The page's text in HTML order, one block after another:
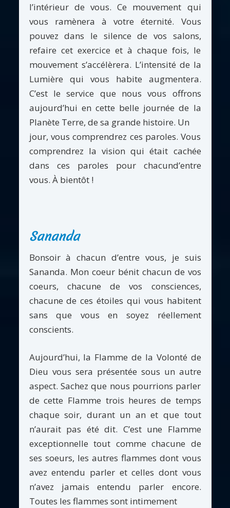
l’intérieur de vous. Ce mouvement qui
vous ramènera à votre éternité. Vous
pouvez dans le silence de vos salons,
refaire cet exercice et à chaque fois, le
mouvement s’accélèrera. L’intensité de la
Lumière qui vous habite augmentera.
C’est le service que nous vous offrons
aujourd’hui en cette belle journée de la
Planète Terre, de sa grande histoire. Un
jour, vous comprendrez ces paroles. Vous
comprendrez la vision qui était cachée
dans ces paroles pour chacund’entre
vous. À bientôt !
Sananda
Bonsoir à chacun d’entre vous, je suis
Sananda. Mon coeur bénit chacun de vos
coeurs, chacune de vos consciences,
chacune de ces étoiles qui vous habitent
sans que vous en soyez réellement
conscients.
Aujourd’hui, la Flamme de la Volonté de
Dieu vous sera présentée sous un autre
aspect. Sachez que nous pourrions parler
de cette Flamme trois heures de temps
chaque soir, durant un an et que tout
n’aurait pas été dit. C’est une Flamme
exceptionnelle tout comme chacune de
ses soeurs, les autres flammes dont vous
avez entendu parler et celles dont vous
n’avez jamais entendu parler encore.
Toutes les flammes sont intimement